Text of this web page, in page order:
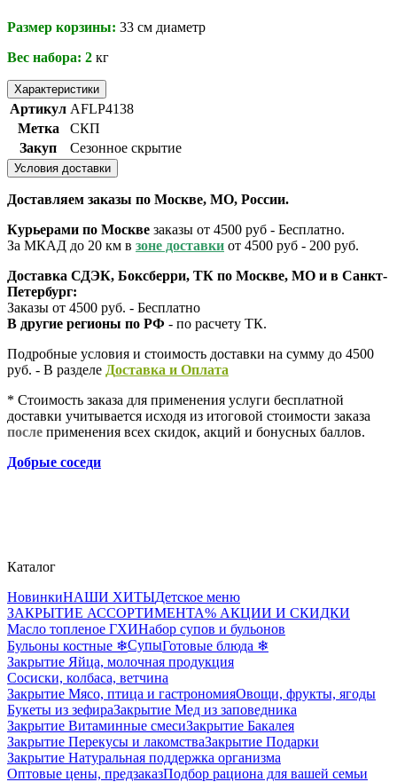
Размер корзины: 33 см диаметр
Вес набора: 2 кг
Характеристики
Артикул AFLP4138
Метка
СКП
Закуп
Сезонное скрытие
Условия доставки
Доставляем заказы по Москве, МО, России.
Курьерами по Москве заказы от 4500 руб - Бесплатно.
За МКАД до 20 км в зоне доставки от 4500 руб - 200 руб.
Доставка СДЭК, Боксберри, ТК по Москве, МО и в Санкт-
Петербург:
Заказы от 4500 руб. - Бесплатно
В другие регионы по РФ - по расчету ТК.
Подробные условия и стоимость доставки на сумму до 4500
руб. - В разделе Доставка и Оплата
* Стоимость заказа для применения услуги бесплатной
доставки учитывается исходя из итоговой стоимости заказа
после применения всех скидок, акций и бонусных баллов.
Добрые соседи
Каталог
НовинкиНАШИ ХИТЫДетское меню
ЗАКРЫТИЕ АССОРТИМЕНТА% АКЦИИ И СКИДКИ
Масло топленое ГХИНабор супов и бульонов
Бульоны костные ❄СупыГотовые блюда ❄
Закрытие Яйца, молочная продукция
Сосиски, колбаса, ветчина
Закрытие Мясо, птица и гастрономияОвощи, фрукты, ягоды
Букеты из зефираЗакрытие Мед из заповедника
Закрытие Витаминные смесиЗакрытие Бакалея
Закрытие Перекусы и лакомстваЗакрытие Подарки
Закрытие Натуральная поддержка организма
Оптовые цены, предзаказПодбор рациона для вашей семьи